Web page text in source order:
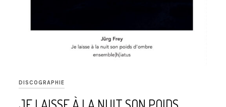
DISCOGRAPHIE